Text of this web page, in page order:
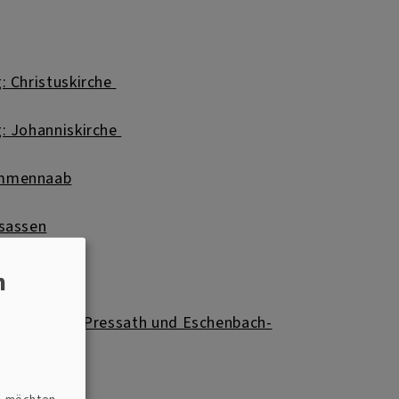
Christuskirche
Johanniskirche
Pressath und Eschenbach-